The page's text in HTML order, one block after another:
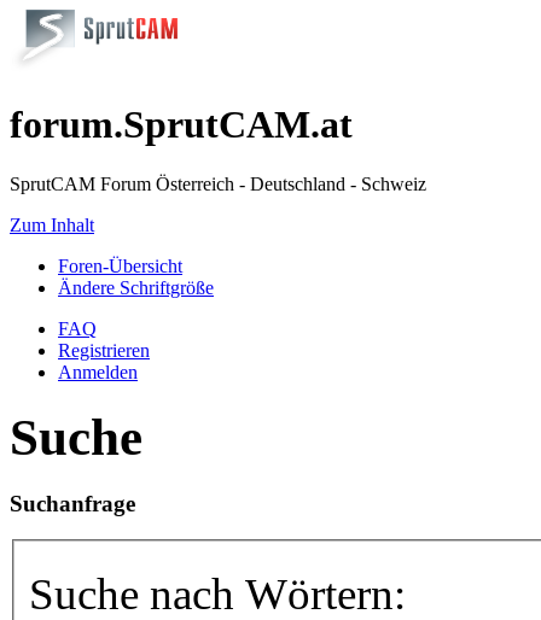
forum.SprutCAM.at
SprutCAM Forum Österreich - Deutschland - Schweiz
Zum Inhalt
Foren-Übersicht
Ändere Schriftgröße
FAQ
Registrieren
Anmelden
Suche
Suchanfrage
Suche nach Wörtern: